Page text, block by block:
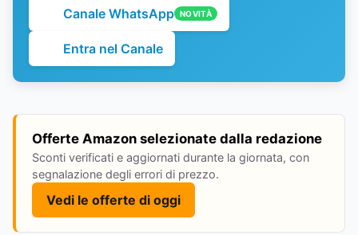
Canale WhatsApp NOVITÀ
Entra nel Canale
Offerte Amazon selezionate dalla redazione
Sconti verificati e aggiornati durante la giornata, con
segnalazione degli errori di prezzo.
Vedi le offerte di oggi